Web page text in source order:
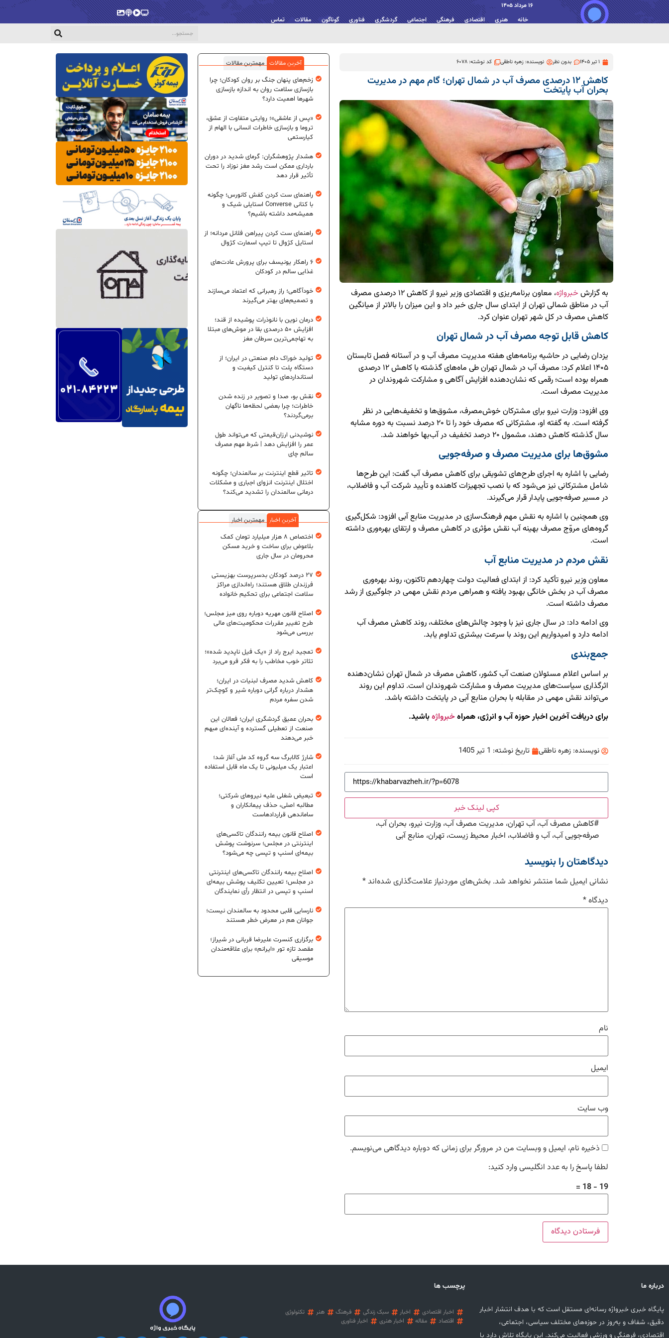
16 مرداد 1405
خانه هنری اقتصادی فرهنگی اجتماعی گردشگری فناوری گوناگون مقالات تماس
پخش‌زندهویدیو
پادکستگالری
1 تیر 1405 بدون نظر نویسنده:زهره ناطقی کد نوشته: 6078
کاهش ۱۲ درصدی مصرف آب در شمال تهران؛ گام مهم در مدیریت
بحران آب پایتخت
به گزارش خبرواژه
، معاون برنامه‌ریزی و اقتصادی وزیر نیرو از کاهش ۱۲ درصدی مصرف
آب در مناطق شمالی تهران از ابتدای سال جاری خبر داد و این میزان را بالاتر از میانگین
کاهش مصرف در کل شهر تهران عنوان کرد.
کاهش قابل توجه مصرف آب در شمال تهران
یزدان رضایی در حاشیه برنامه‌های هفته مدیریت مصرف آب و در آستانه فصل تابستان
۱۴۰۵ اعلام کرد: مصرف آب در شمال تهران طی ماه‌های گذشته با کاهش ۱۲ درصدی
همراه بوده است؛ رقمی که نشان‌دهنده افزایش آگاهی و مشارکت شهروندان در
مدیریت مصرف است.
وی افزود: وزارت نیرو برای مشترکان خوش‌مصرف، مشوق‌ها و تخفیف‌هایی در نظر
گرفته است. به گفته او، مشترکانی که مصرف خود را تا ۲۰ درصد نسبت به دوره مشابه
سال گذشته کاهش دهند، مشمول ۲۰ درصد تخفیف در آب‌بها خواهند شد.
مشوق‌ها برای مدیریت مصرف و صرفه‌جویی
رضایی با اشاره به اجرای طرح‌های تشویقی برای کاهش مصرف آب گفت: این طرح‌ها
شامل مشترکانی نیز می‌شود که با نصب تجهیزات کاهنده و تأیید شرکت آب و فاضلاب،
در مسیر صرفه‌جویی پایدار قرار می‌گیرند.
وی همچنین با اشاره به نقش مهم فرهنگ‌سازی در مدیریت منابع آبی افزود: شکل‌گیری
گروه‌های مروّج مصرف بهینه آب نقش مؤثری در کاهش مصرف و ارتقای بهره‌وری داشته
است.
نقش مردم در مدیریت منابع آب
معاون وزیر نیرو تأکید کرد: از ابتدای فعالیت دولت چهاردهم تاکنون، روند بهره‌وری
مصرف آب در بخش خانگی بهبود یافته و همراهی مردم نقش مهمی در جلوگیری از رشد
مصرف داشته است.
وی ادامه داد: در سال جاری نیز با وجود چالش‌های مختلف، روند کاهش مصرف آب
ادامه دارد و امیدواریم این روند با سرعت بیشتری تداوم یابد.
جمع‌بندی
بر اساس اعلام مسئولان صنعت آب کشور، کاهش مصرف در شمال تهران نشان‌دهنده
اثرگذاری سیاست‌های مدیریت مصرف و مشارکت شهروندان است. تداوم این روند
می‌تواند نقش مهمی در مقابله با بحران منابع آبی در پایتخت داشته باشد.
برای دریافت آخرین اخبار حوزه آب و انرژی، همراهخبرواژهباشید.
نویسنده: زهره ناطقی تاریخ نوشته: 1 تیر 1405
کپی لینک خبر
#کاهش مصرف آب، آب تهران، مدیریت مصرف آب، وزارت نیرو، بحران آب،
صرفه‌جویی آب، آب و فاضلاب، اخبار محیط زیست، تهران، منابع آبی
دیدگاهتان را بنویسید
نشانی ایمیل شما منتشر نخواهد شد. بخش‌های موردنیاز علامت‌گذاری شده‌اند*
دیدگاه*
نام
ایمیل
وب‌ سایت
ذخیره نام، ایمیل و وبسایت من در مرورگر برای زمانی که دوباره دیدگاهی می‌نویسم.
لطفا پاسخ را به عدد انگلیسی وارد کنید:
19 − 18 =
آخرین مقالات مهمترین مقالات
زخم‌های پنهان جنگ بر روان کودکان؛ چرا
بازسازی سلامت روان به اندازه بازسازی
شهرها اهمیت دارد؟
«پس از عاشقی»؛ روایتی متفاوت از عشق،
تروما و بازسازی خاطرات انسانی با الهام از
کیارستمی
هشدار پژوهشگران: گرمای شدید در دوران
بارداری ممکن است رشد مغز نوزاد را تحت
تأثیر قرار دهد
راهنمای ست کردن کفش کانورس؛ چگونه
با کتانی Converse استایلی شیک و
همیشه‌مد داشته باشیم؟
راهنمای ست کردن پیراهن فلانل مردانه؛ از
استایل کژوال تا تیپ اسمارت کژوال
۶ راهکار یونیسف برای پرورش عادت‌های
غذایی سالم در کودکان
خودآگاهی؛ راز رهبرانی که اعتماد می‌سازند
و تصمیم‌های بهتر می‌گیرند
درمان نوین با نانوذرات پوشیده از قند؛
افزایش ۵۰ درصدی بقا در موش‌های مبتلا
به تهاجمی‌ترین سرطان مغز
تولید خوراک دام صنعتی در ایران؛ از
دستگاه پلت تا کنترل کیفیت و
استانداردهای تولید
نقش بو، صدا و تصویر در زنده شدن
خاطرات؛ چرا بعضی لحظه‌ها ناگهان
برمی‌گردند؟
نوشیدنی ارزان‌قیمتی که می‌تواند طول
عمر را افزایش دهد | شرط مهم مصرف
سالم چای
تاثیر قطع اینترنت بر سالمندان؛ چگونه
اختلال اینترنت انزوای اجباری و مشکلات
درمانی سالمندان را تشدید می‌کند؟
آخرین اخبار
مهمترین اخبار
اختصاص ۸ هزار میلیارد تومان کمک
بلاعوض برای ساخت و خرید مسکن
محرومان در سال جاری
۲۷ درصد کودکان بدسرپرست بهزیستی
فرزندان طلاق هستند؛ راه‌اندازی مراکز
سلامت اجتماعی برای تحکیم خانواده
اصلاح قانون مهریه دوباره روی میز مجلس؛
طرح تغییر مقررات محکومیت‌های مالی
بررسی می‌شود
تمجید ایرج راد از «یک فیل ناپدید شده»؛
تئاتر خوب مخاطب را به فکر فرو می‌برد
کاهش شدید مصرف لبنیات در ایران؛
هشدار درباره گرانی دوباره شیر و کوچک‌تر
شدن سفره مردم
بحران عمیق گردشگری ایران؛ فعالان این
صنعت از تعطیلی گسترده و آینده‌ای مبهم
خبر می‌دهند
شارژ کالابرگ سه گروه کد ملی آغاز شد؛
اعتبار یک میلیونی تا یک ماه قابل استفاده
است
تبعیض شغلی علیه نیروهای شرکتی؛
مطالبه اصلی، حذف پیمانکاران و
ساماندهی قراردادهاست
اصلاح قانون بیمه رانندگان تاکسی‌های
اینترنتی در مجلس؛ سرنوشت پوشش
بیمه‌ای اسنپ و تپسی چه می‌شود؟
اصلاح بیمه رانندگان تاکسی‌های اینترنتی
در مجلس؛ تعیین تکلیف پوشش بیمه‌ای
اسنپ و تپسی در انتظار رأی نمایندگان
نارسایی قلبی محدود به سالمندان نیست؛
جوانان هم در معرض خطر هستند
برگزاری کنسرت علیرضا قربانی در شیراز؛
مقصد تازه تور «ایرانم» برای علاقه‌مندان
موسیقی
درباره ما
پایگاه خبری خبرواژه رسانه‌ای مستقل است که با هدف انتشار اخبار
دقیق، شفاف و به‌روز در حوزه‌های مختلف سیاسی، اجتماعی،
اقتصادی، فرهنگی و ورزشی فعالیت می‌کند. این پایگاه تلاش دارد با
پرچسب ها
اخبار اقتصادی اخبار سبک زندگی فرهنگ هنر
تکنولوژی
اقتصاد
مقاله اخبار هنری اخبار فناوری